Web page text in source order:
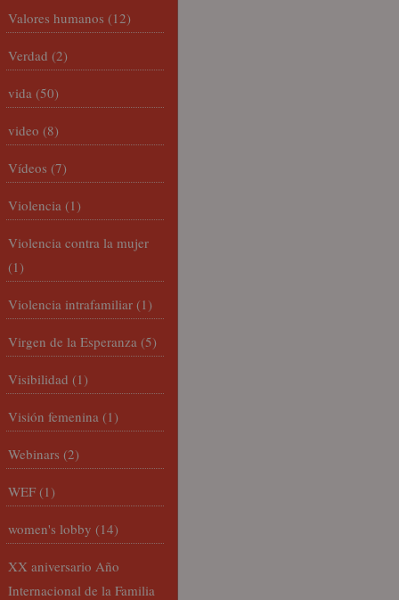
Valores humanos (12)
Verdad (2)
vida (50)
video (8)
Vídeos (7)
Violencia (1)
Violencia contra la mujer
(1)
Violencia intrafamiliar (1)
Virgen de la Esperanza (5)
Visibilidad (1)
Visión femenina (1)
Webinars (2)
WEF (1)
women's lobby (14)
XX aniversario Año
Internacional de la Familia